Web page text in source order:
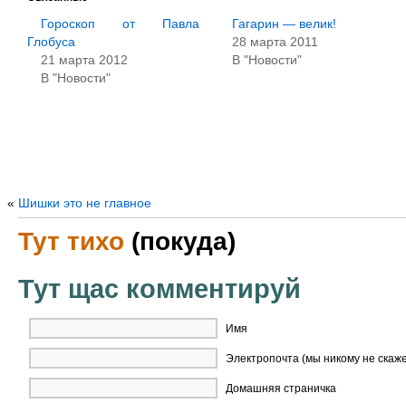
Гороскоп от Павла
Глобуса
21 марта 2012
В "Новости"
Гагарин — велик!
28 марта 2011
В "Новости"
« Шишки это не главное
Тут тихо (покуда)
Тут щас комментируй
Имя
Электропочта (мы никому не
Домашняя страничка